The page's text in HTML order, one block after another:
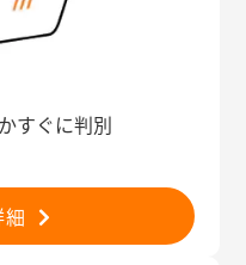
すぐに判別